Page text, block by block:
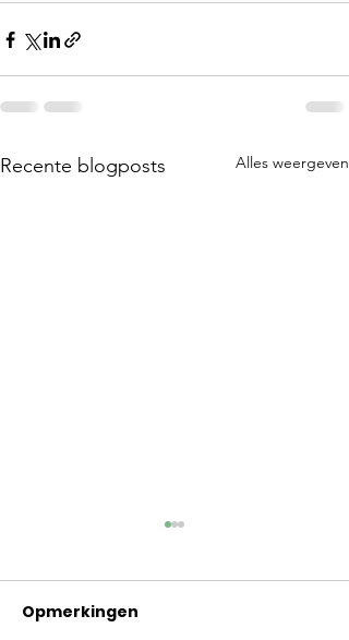
Recente blogposts Alles weergeven
Opmerkingen